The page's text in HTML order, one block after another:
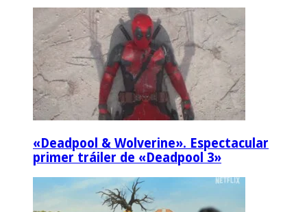
«Deadpool & Wolverine». Espectacular
primer tráiler de «Deadpool 3»